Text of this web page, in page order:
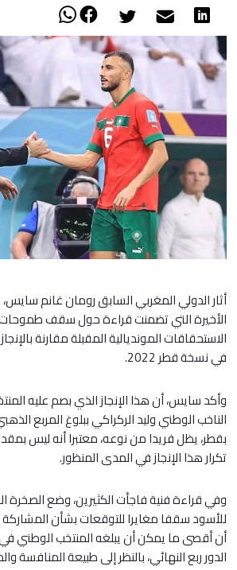
أثار الدولي المغربي السابق رومان غانم
الأخيرة التي تضمنت قراءة حول سقف
الاستحقاقات المونديالية المقبلة مقارنة
في نسخة قطر 2022.
​وأكد سايس، أن هذا الإنجاز الذي بصم عليه
الناخب الوطني وليد الركراكي ببلوغ المربع
بقطر، يظل فريدا من نوعه، معتبرا أنه ليس
تكرار هذا الإنجاز في المدى المنظور.
​وفي قراءة فنية فاجأت الكثيرين، وضع الصخرة
للأسود سقفا مغايرا للتوقعات بشأن المشاركة
أن أقصى ما يمكن أن يبلغه المنتخب الوطني
الدور ربع النهائي، بالنظر إلى طبيعة المنافسة